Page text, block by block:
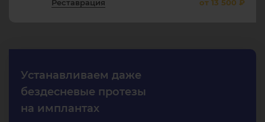
Реставрация от 13 500 ₽
Устанавливаем даже
бездесневые протезы
на имплантах